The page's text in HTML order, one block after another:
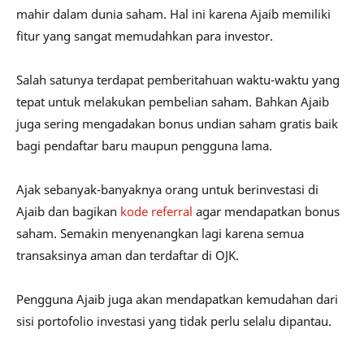
mahir dalam dunia saham. Hal ini karena Ajaib memiliki
fitur yang sangat memudahkan para investor.
Salah satunya terdapat pemberitahuan waktu-waktu yang
tepat untuk melakukan pembelian saham. Bahkan Ajaib
juga sering mengadakan bonus undian saham gratis baik
bagi pendaftar baru maupun pengguna lama.
Ajak sebanyak-banyaknya orang untuk berinvestasi di
Ajaib dan bagikan kode referral agar mendapatkan bonus
saham. Semakin menyenangkan lagi karena semua
transaksinya aman dan terdaftar di OJK.
Pengguna Ajaib juga akan mendapatkan kemudahan dari
sisi portofolio investasi yang tidak perlu selalu dipantau.